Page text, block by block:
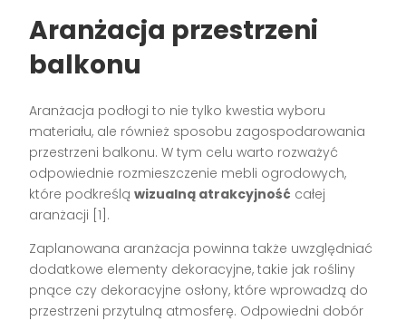
Aranżacja przestrzeni
balkonu
Aranżacja podłogi to nie tylko kwestia wyboru
materiału, ale również sposobu zagospodarowania
przestrzeni balkonu. W tym celu warto rozważyć
odpowiednie rozmieszczenie mebli ogrodowych,
które podkreśląwizualną atrakcyjność całej
aranżacji [1].
Zaplanowana aranżacja powinna także uwzględniać
dodatkowe elementy dekoracyjne, takie jak rośliny
pnące czy dekoracyjne osłony, które wprowadzą do
przestrzeni przytulną atmosferę. Odpowiedni dobór